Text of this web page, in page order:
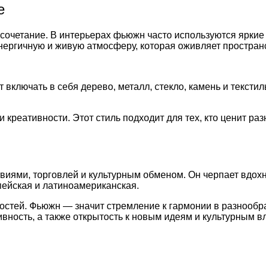
В интерьерах фьюжн часто используются
и живую атмосферу, которая оживляет
в себя дерево, металл, стекло, камень и
Этот стиль подходит для тех, кто ценит
торговлей и культурным обменом. Он черпает
и латиноамериканская.
Фьюжн — значит стремление к гармонии в
а также открытость к новым идеям и культурным